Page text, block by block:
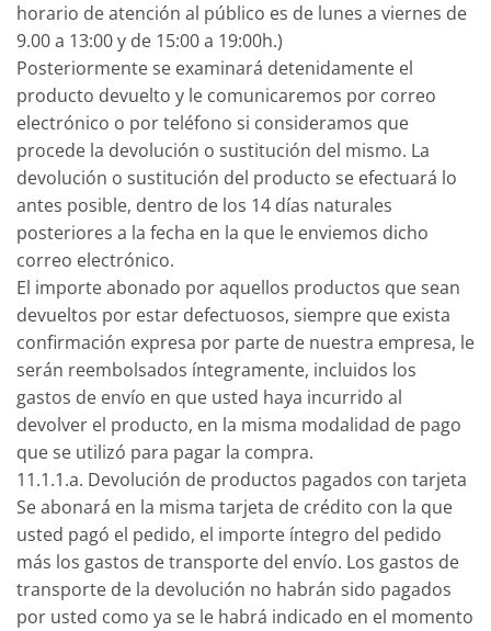
horario de atención al público es de lunes a viernes de
9.00 a 13:00 y de 15:00 a 19:00h.)
Posteriormente se examinará detenidamente el
producto devuelto y le comunicaremos por correo
electrónico o por teléfono si consideramos que
procede la devolución o sustitución del mismo. La
devolución o sustitución del producto se efectuará lo
antes posible, dentro de los 14 días naturales
posteriores a la fecha en la que le enviemos dicho
correo electrónico.
El importe abonado por aquellos productos que sean
devueltos por estar defectuosos, siempre que exista
confirmación expresa por parte de nuestra empresa, le
serán reembolsados íntegramente, incluidos los
gastos de envío en que usted haya incurrido al
devolver el producto, en la misma modalidad de pago
que se utilizó para pagar la compra.
11.1.1.a. Devolución de productos pagados con tarjeta
Se abonará en la misma tarjeta de crédito con la que
usted pagó el pedido, el importe íntegro del pedido
más los gastos de transporte del envío. Los gastos de
transporte de la devolución no habrán sido pagados
por usted como ya se le habrá indicado en el momento